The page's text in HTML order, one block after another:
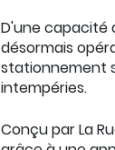
D'une capacité
désormais
stationnement
intempéries.
Conçu par La